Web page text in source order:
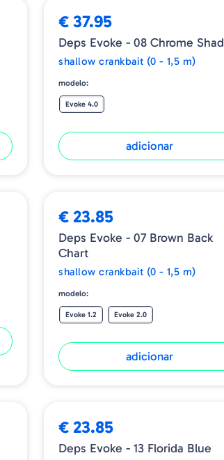
€ 37.95
Deps Evoke - 08 Chrome Shad
shallow crankbait (0 - 1,5 m)
modelo:
Evoke 4.0
adicionar
€ 23.85
Deps Evoke - 07 Brown Back
Chart
shallow crankbait (0 - 1,5 m)
modelo:
Evoke 1.2 Evoke 2.0
adicionar
€ 23.85
Deps Evoke - 13 Florida Blue